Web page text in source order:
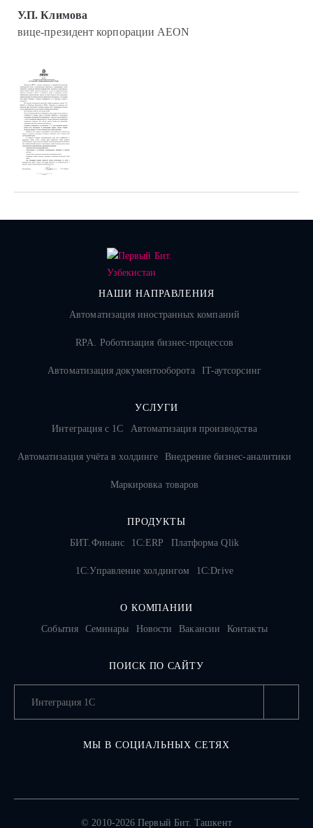
У.П. Климова
вице-президент корпорации AEON
НАШИ НАПРАВЛЕНИЯ
Автоматизация иностранных компаний
RPA. Роботизация бизнес-процессов
Автоматизация документооборота IT-аутсорсинг
УСЛУГИ
Интеграция с 1С
Автоматизация производства
Автоматизация учёта в холдинге Внедрение бизнес-аналитики
Маркировка товаров
ПРОДУКТЫ
БИТ.Финанс
1С:ERP Платформа Qlik
1С:Управление холдингом 1C:Drive
О КОМПАНИИ
События
Семинары Новости Вакансии Контакты
ПОИСК ПО САЙТУ
МЫ В СОЦИАЛЬНЫХ СЕТЯХ
© 2010-2026 Первый Бит. Ташкент